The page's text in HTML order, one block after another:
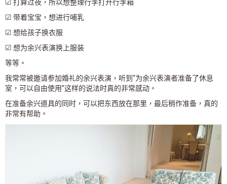
☑ 打算过夜，所以想整理行李打开行李箱
☑ 带着宝宝，想进行哺乳
☑ 想给孩子换衣服
☑ 想为余兴表演换上服装
等等。
我常常被邀请参加婚礼的余兴表演，听到“为余兴表演者准备了休息
室，可以自由使用”这样的说法时真的非常感动。
在准备余兴道具的同时，可以把东西放在那里，最后稍作准备，真的
非常有帮助。